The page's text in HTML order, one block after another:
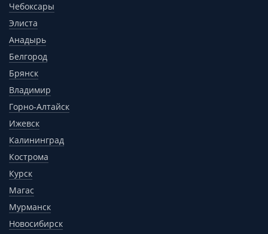
Чебоксары
Элиста
Анадырь
Белгород
Брянск
Владимир
Горно-Алтайск
Ижевск
Калининград
Кострома
Курск
Магас
Мурманск
Новосибирск